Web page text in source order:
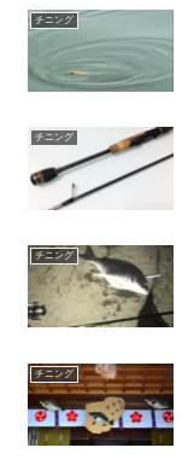
チニング
チニング
チニング
チニング